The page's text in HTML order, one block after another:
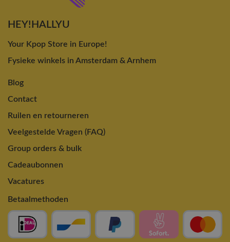
HEY!HALLYU
Your Kpop Store in Europe!
Fysieke winkels in Amsterdam & Arnhem
Blog
Contact
Ruilen en retourneren
Veelgestelde Vragen (FAQ)
Group orders & bulk
Cadeaubonnen
Vacatures
Betaalmethoden